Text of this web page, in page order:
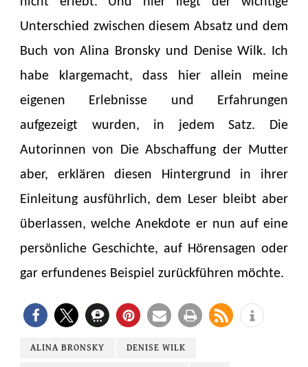
Unterschied zwischen diesem Absatz und dem
Buch von Alina Bronsky und Denise Wilk. Ich
habe klargemacht, dass hier allein meine
eigenen Erlebnisse und Erfahrungen
aufgezeigt wurden, in jedem Satz. Die
Autorinnen von Die Abschaffung der Mutter
aber, erklären diesen Hintergrund in ihrer
Einleitung ausführlich, dem Leser bleibt aber
überlassen, welche Anekdote er nun auf eine
persönliche Geschichte, auf Hörensagen oder
gar erfundenes Beispiel zurückführen möchte.
ALINA BRONSKY DENISE WILK